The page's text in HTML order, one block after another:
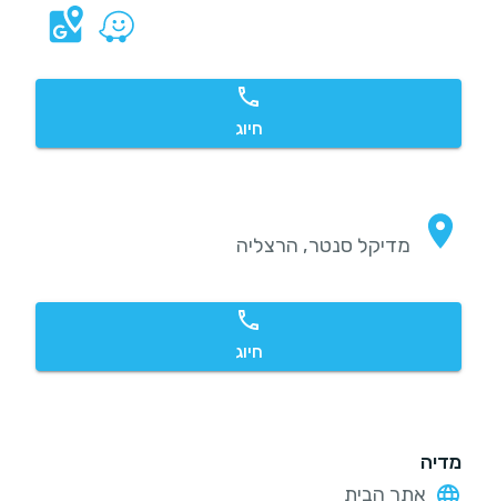
חיוג
מדיקל סנטר, הרצליה
חיוג
מדיה
אתר הבית